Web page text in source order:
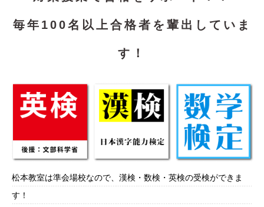
毎年100名以上合格者を輩出していま
す！
松本教室は準会場校なので、漢検・数検・英検の受検ができま
す！